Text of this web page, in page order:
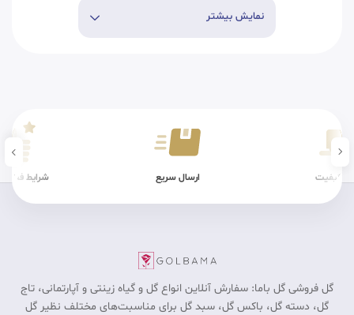
نمایش بیشتر
کیفیت ارسال سریع شرایط
گل فروشی گل باما: سفارش آنلاین انواع گل و گیاه زینتی و آپارتمانی، تاج
گل، دسته گل، باکس گل، سبد گل برای مناسبت‎‌های مختلف نظیر گل